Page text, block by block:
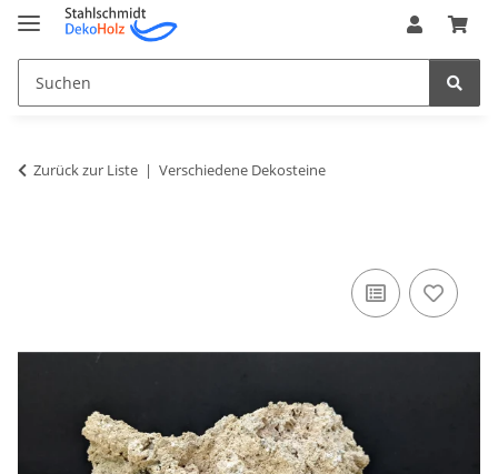
Zurück zur Liste Verschiedene Dekosteine